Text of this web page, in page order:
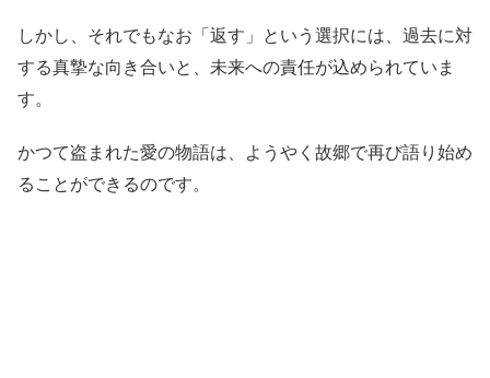
しかし、それでもなお「返す」という選択には、過去に対
する真摯な向き合いと、未来への責任が込められていま
す。
かつて盗まれた愛の物語は、ようやく故郷で再び語り始め
ることができるのです。